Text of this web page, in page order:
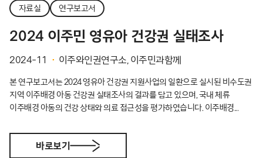
자료실 연구보고서
2024 이주민 영유아 건강권 실태조사
2024-11 이주와인권연구소, 이주민과함께
본 연구보고서는 2024 영유아 건강권 지원사업의 일환으로 실시된 비수도권
지역 이주배경 아동 건강권 실태조사의 결과를 담고 있으며, 국내 체류
이주배경 아동의 건강 상태와 의료 접근성을 평가하였습니다. 이주배경...
바로보기